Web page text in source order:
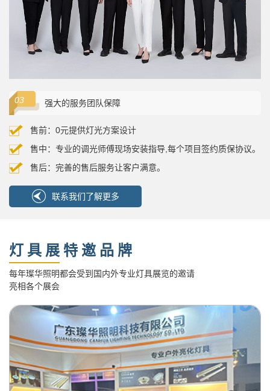
强大的服务团队保障
售前：0元提供灯光方案设计
售中：专业的调光师傅现场安装指导,每个项目签约质保协议。
售后：完善的售后服务让客户满意。
联系我们了解更多
灯具展特邀品牌
每年璨华照明都会受到国内外专业灯具展览的邀请
亮相各个展会